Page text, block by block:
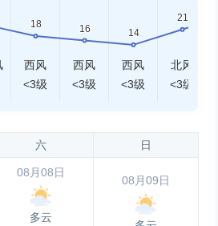
西风
<3级
西风
<3级
西风
<3级
北风
<3级
六 日
08月08日
多云
08月09日